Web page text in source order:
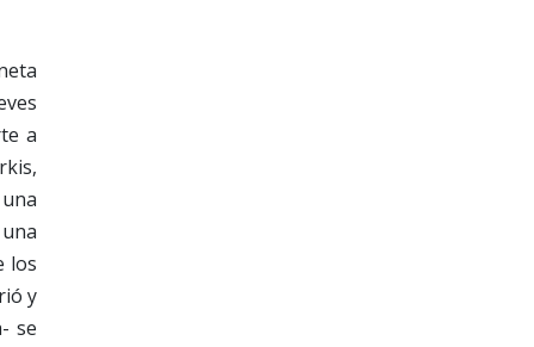
a
los
y
se